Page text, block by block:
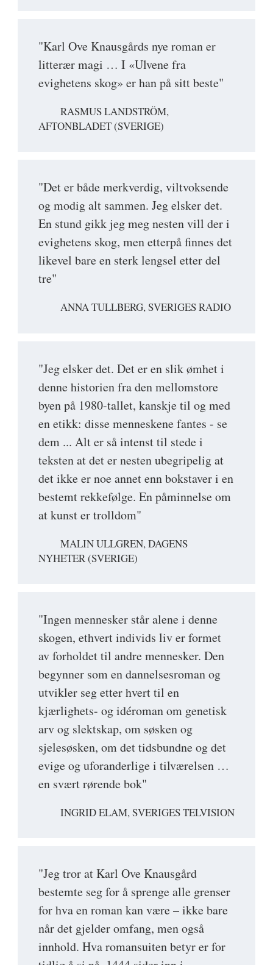
"Karl Ove Knausgårds nye roman er
litterær magi … I «Ulvene fra
evighetens skog» er han på sitt beste"
RASMUS LANDSTRÖM,
AFTONBLADET (SVERIGE)
"Det er både merkverdig, viltvoksende
og modig alt sammen. Jeg elsker det.
En stund gikk jeg meg nesten vill der i
evighetens skog, men etterpå finnes det
likevel bare en sterk lengsel etter del
tre"
ANNA TULLBERG, SVERIGES RADIO
"Jeg elsker det. Det er en slik ømhet i
denne historien fra den mellomstore
byen på 1980-tallet, kanskje til og med
en etikk: disse menneskene fantes - se
dem ... Alt er så intenst til stede i
teksten at det er nesten ubegripelig at
det ikke er noe annet enn bokstaver i en
bestemt rekkefølge. En påminnelse om
at kunst er trolldom"
MALIN ULLGREN, DAGENS
NYHETER (SVERIGE)
"Ingen mennesker står alene i denne
skogen, ethvert individs liv er formet
av forholdet til andre mennesker. Den
begynner som en dannelsesroman og
utvikler seg etter hvert til en
kjærlighets- og idéroman om genetisk
arv og slektskap, om søsken og
sjelesøsken, om det tidsbundne og det
evige og uforanderlige i tilværelsen …
en svært rørende bok"
INGRID ELAM, SVERIGES TELVISION
"Jeg tror at Karl Ove Knausgård
bestemte seg for å sprenge alle grenser
for hva en roman kan være – ikke bare
når det gjelder omfang, men også
innhold. Hva romansuiten betyr er for